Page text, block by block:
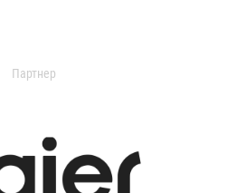
Партнер